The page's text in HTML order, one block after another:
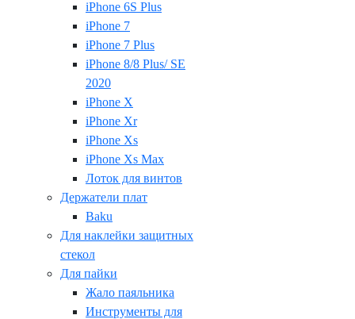
iPhone 6S Plus
iPhone 7
iPhone 7 Plus
iPhone 8/8 Plus/ SE
2020
iPhone X
iPhone Xr
iPhone Xs
iPhone Xs Max
Лоток для винтов
Держатели плат
Baku
Для наклейки защитных
стекол
Для пайки
Жало паяльника
Инструменты для